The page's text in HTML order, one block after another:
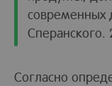
современных
Сперанского.
Согласно